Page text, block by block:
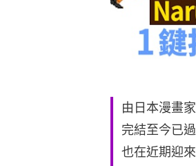
由日本漫畫
完結至今已
也在近期迎